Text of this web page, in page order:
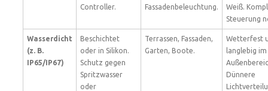
Controller.
Fassadenbeleuchtung.
Weiß.
Steuerung
Wasserdicht
(z. B.
IP65/IP67)
Beschichtet
oder in Silikon.
Schutz gegen
Spritzwasser
oder
Terrassen, Fassaden,
Garten, Boote.
Wetterfest
langlebig im
Dünnere